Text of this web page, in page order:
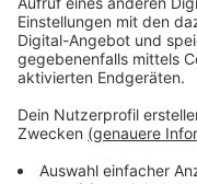
Anzeige